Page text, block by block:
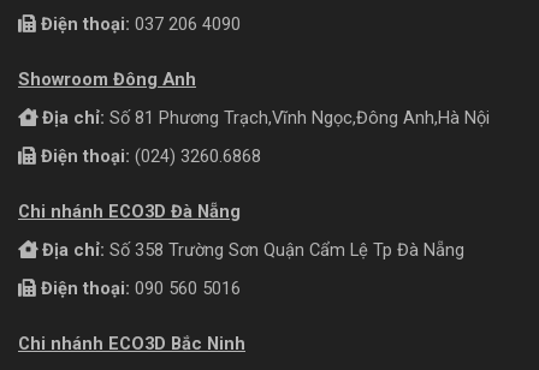
Điện thoại: 037 206 4090
Showroom Đông Anh
Địa chỉ: Số 81 Phương Trạch,Vĩnh Ngọc,Đông Anh,Hà Nội
Điện thoại: (024) 3260.6868
Chi nhánh ECO3D Đà Nẵng
Địa chỉ: Số 358 Trường Sơn Quận Cẩm Lệ Tp Đà Nẵng
Điện thoại: 090 560 5016
Chi nhánh ECO3D Bắc Ninh